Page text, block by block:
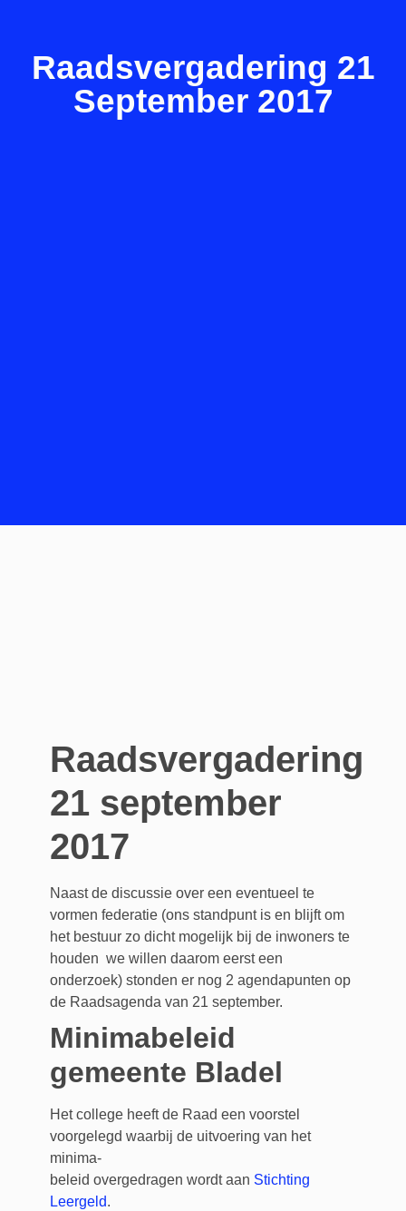
Raadsvergadering 21
September 2017
Raadsvergadering
21 september
2017
Naast de discussie over een eventueel te
vormen federatie (ons standpunt is en blijft om
het bestuur zo dicht mogelijk bij de inwoners te
houden we willen daarom eerst een
onderzoek) stonden er nog 2 agendapunten op
de Raadsagenda van 21 september.
Minimabeleid
gemeente Bladel
Het college heeft de Raad een voorstel
voorgelegd waarbij de uitvoering van het
minima-
beleid overgedragen wordt aan Stichting
Leergeld.